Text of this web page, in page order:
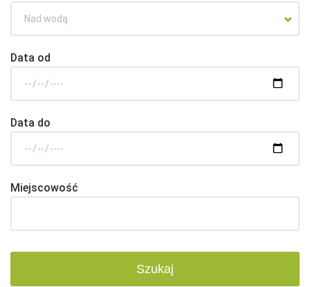
Nad wodą
Data od
Data do
Miejscowość